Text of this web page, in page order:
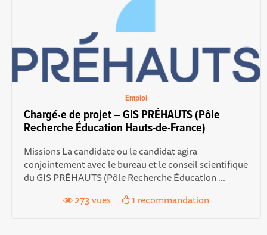
Emploi
Chargé·e de projet – GIS PRÉHAUTS (Pôle
Recherche Éducation Hauts-de-France)
Missions La candidate ou le candidat agira
conjointement avec le bureau et le conseil scientifique
du GIS PRÉHAUTS (Pôle Recherche Éducation ...
273 vues
1 recommandation